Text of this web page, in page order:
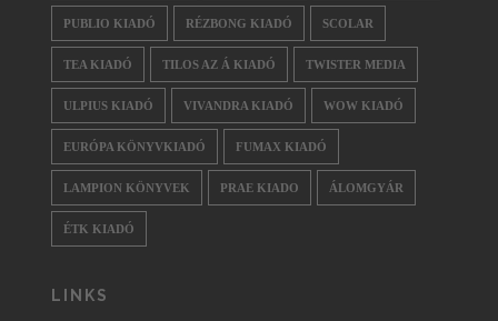
PUBLIO KIADÓ RÉZBONG KIADÓ SCOLAR
TEA KIADÓ TILOS AZ Á KIADÓ TWISTER MEDIA
ULPIUS KIADÓ VIVANDRA KIADÓ WOW KIADÓ
EURÓPA KÖNYVKIADÓ FUMAX KIADÓ
LAMPION KÖNYVEK PRAE KIADO ÁLOMGYÁR
ÉTK KIADÓ
LINKS